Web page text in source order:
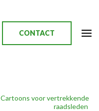
CONTACT
Cartoons voor vertrekkende
raadsleden